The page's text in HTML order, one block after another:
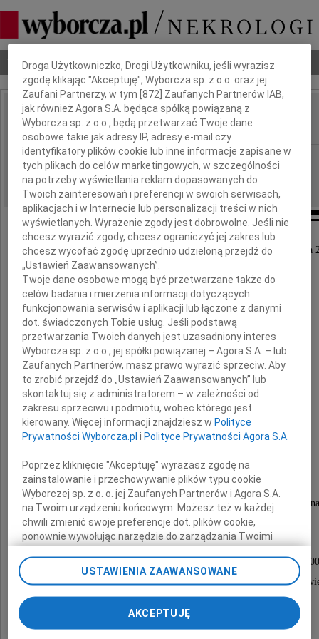
Nekrologi Odeszli Poradnik pogrzebowy
IMIĘ I NAZWISKO: Zbigniew Kotynia
REGION: cała Polska
DATA EMISJI: 15.07.2011
Z głębokim smutkiem zawiadamiamy, że w dniu 11 lipca
mgr inż. budownictwa
Zbigniew Kotynia
najukochańszy Mąż, Tato, Teść i Dziadzio
żołnierz Armii Krajowej
wieloletni kierownik pracowni konstrukcyjnej
Nabożeństwo żałobne odprawione zostanie
w poniedziałek 18 lipca 2011 roku o godz. 13.00
w kaplicy na Cmentarzu Rakowickim w
po czym nastąpi odprowadzenie Zmarłego
na miejsce wiecznego spoczynku
Dbamy o Twoją prywatność
Droga Użytkowniczko, Drogi Użytkowniku, jeśli wyrazisz
zgodę klikając "Akceptuję", Wyborcza sp. z o.o. oraz jej
Zaufani Partnerzy, w tym [872] Zaufanych Partnerów IAB,
jak również Agora S.A. będąca spółką powiązaną z
Wyborcza sp. z o.o., będą przetwarzać Twoje dane
osobowe takie jak adresy IP, adresy e-mail czy
identyfikatory plików cookie lub inne informacje zapisane w
tych plikach do celów marketingowych, w szczególności
na potrzeby wyświetlania reklam dopasowanych do
Twoich zainteresowań i preferencji w swoich serwisach,
aplikacjach i w Internecie lub personalizacji treści w nich
wyświetlanych. Wyrażenie zgody jest dobrowolne. Jeśli nie
chcesz wyrazić zgody, chcesz ograniczyć jej zakres lub
chcesz wycofać zgodę uprzednio udzieloną przejdź do
„Ustawień Zaawansowanych”.
Twoje dane osobowe mogą być przetwarzane także do
celów badania i mierzenia informacji dotyczących
funkcjonowania serwisów i aplikacji lub łączone z danymi
dot. świadczonych Tobie usług. Jeśli podstawą
przetwarzania Twoich danych jest uzasadniony interes
Wyborcza sp. z o.o., jej spółki powiązanej – Agora S.A. – lub
Zaufanych Partnerów, masz prawo wyrazić sprzeciw. Aby
to zrobić przejdź do „Ustawień Zaawansowanych” lub
skontaktuj się z administratorem – w zależności od
zakresu sprzeciwu i podmiotu, wobec którego jest
kierowany. Więcej informacji znajdziesz wPolityce
Prywatności Wyborcza.pl iPolityce Prywatności Agora S.A.
Poprzez kliknięcie "Akceptuję" wyrażasz zgodę na
zainstalowanie i przechowywanie plików typu cookie
Wyborczej sp. z o. o. jej Zaufanych Partnerów i Agora S.A.
na Twoim urządzeniu końcowym. Możesz też w każdej
chwili zmienić swoje preferencje dot. plików cookie,
ponownie wywołując narzędzie do zarządzania Twoimi
preferencjami dot. przetwarzania danych poprzez
odnośnik „Ustawienia prywatności” w stopce serwisu i
przechodząc do sekcji „Ustawienia zaawansowane”.
pomocą ustawień przeglądarki.
USTAWIENIA ZAAWANSOWANE
AKCEPTUJĘ